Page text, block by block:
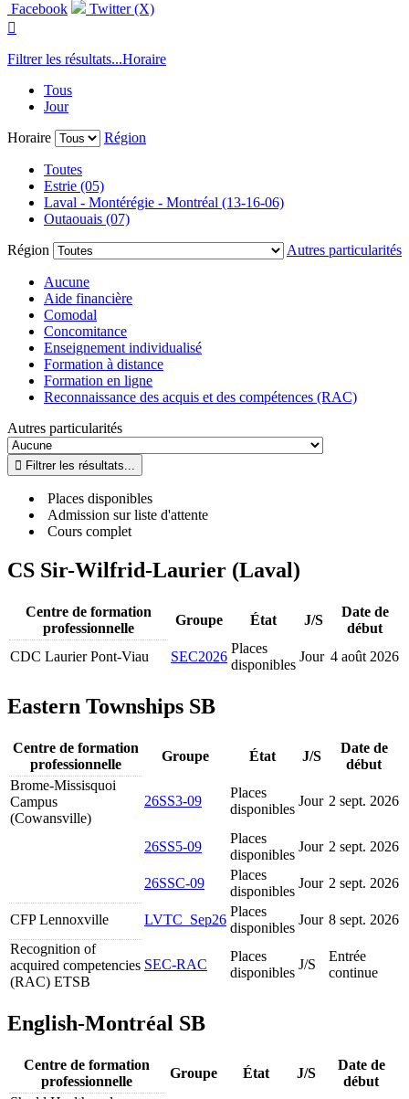
Facebook
Twitter (X)

Filtrer les résultats...Horaire
Tous
Jour
Horaire
Région
Toutes
Estrie (05)
Laval - Montérégie - Montréal (13-16-06)
Outaouais (07)
Région
Autres particularités
Aucune
Aide financière
Comodal
Concomitance
Enseignement individualisé
Formation à distance
Formation en ligne
Reconnaissance des acquis et des compétences (RAC)
Autres particularités
Places disponibles
Admission sur liste d'attente
Cours complet
CS Sir-Wilfrid-Laurier (Laval)
Centre de formation
professionnelle
Groupe État J/S
Date de
début
CDC Laurier Pont-Viau
SEC2026
Places
disponibles
Jour 4 août 2026
Eastern Townships SB
Centre de formation
professionnelle
Groupe État J/S
Date de
début
Brome-Missisquoi
Campus
(Cowansville)
26SS3-09
Places
disponibles
Jour 2 sept. 2026
26SS5-09
Places
disponibles
Jour 2 sept. 2026
26SSC-09
Places
disponibles
Jour 2 sept. 2026
CFP Lennoxville LVTC_Sep26
Places
disponibles
Jour 8 sept. 2026
Recognition of
acquired competencies
(RAC) ETSB
SEC-RAC
Places
disponibles
J/S
Entrée
continue
English-Montréal SB
Centre de formation
professionnelle
Groupe État J/S
Date de
début